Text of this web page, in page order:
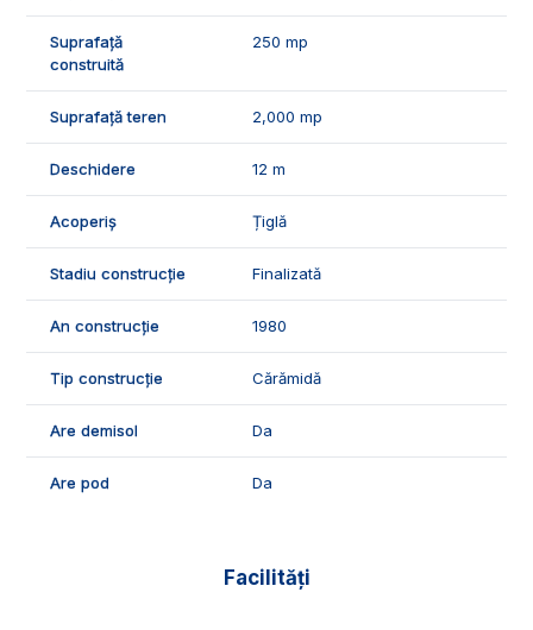
vizionari, suntem disponibili pentru dumneavoatra, Echipa
Exclusiv Imobiliare Alba!
ID Exclusiv - 3148655
Suprafață
construită
250 mp
Suprafață teren 2,000 mp
Deschidere 12 m
Acoperiș Țiglă
Stadiu construcție Finalizată
An construcție 1980
Tip construcție Cărămidă
Are demisol Da
Are pod Da
Facilități